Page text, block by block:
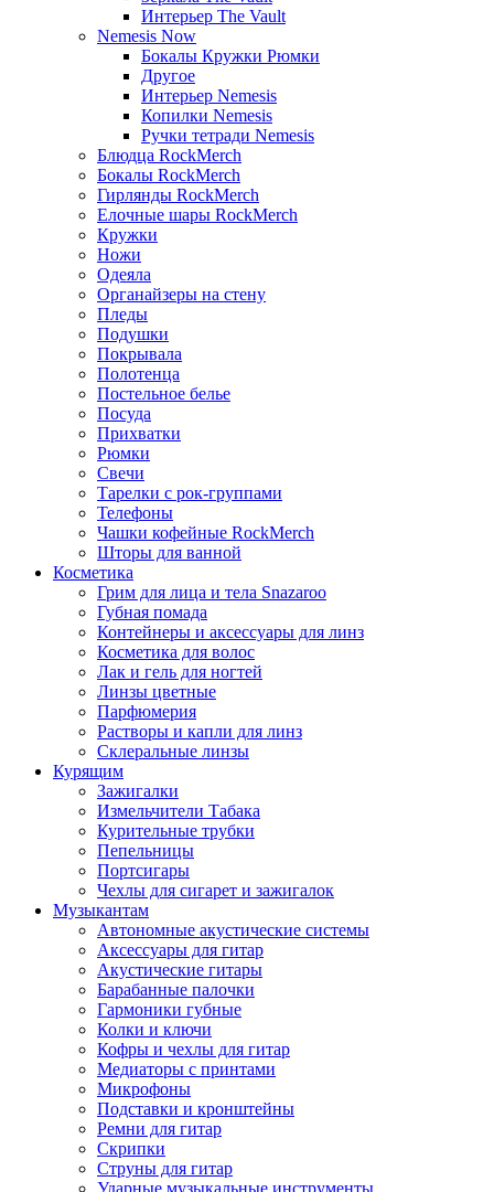
Интерьер The Vault
Nemesis Now
Бокалы Кружки Рюмки
Другое
Интерьер Nemesis
Копилки Nemesis
Ручки тетради Nemesis
Блюдца RockMerch
Бокалы RockMerch
Гирлянды RockMerch
Елочные шары RockMerch
Кружки
Ножи
Одеяла
Органайзеры на стену
Пледы
Подушки
Покрывала
Полотенца
Постельное белье
Посуда
Прихватки
Рюмки
Свечи
Тарелки с рок-группами
Телефоны
Чашки кофейные RockMerch
Шторы для ванной
Косметика
Грим для лица и тела Snazaroo
Губная помада
Контейнеры и аксессуары для линз
Косметика для волос
Лак и гель для ногтей
Линзы цветные
Парфюмерия
Растворы и капли для линз
Склеральные линзы
Курящим
Зажигалки
Измельчители Табака
Курительные трубки
Пепельницы
Портсигары
Чехлы для сигарет и зажигалок
Музыкантам
Автономные акустические системы
Аксессуары для гитар
Акустические гитары
Барабанные палочки
Гармоники губные
Колки и ключи
Кофры и чехлы для гитар
Медиаторы с принтами
Микрофоны
Подставки и кронштейны
Ремни для гитар
Скрипки
Струны для гитар
Ударные музыкальные инструменты